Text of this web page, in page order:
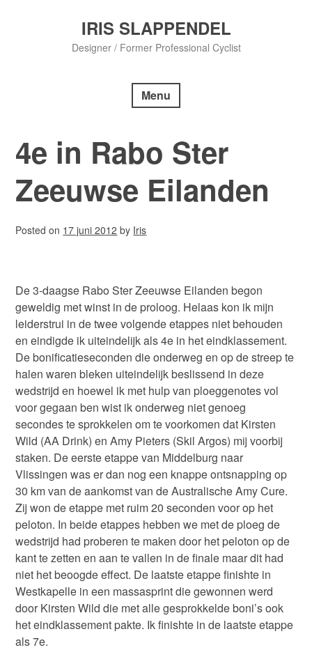
IRIS SLAPPENDEL
Designer / Former Professional Cyclist
Menu
4e in Rabo Ster
Zeeuwse Eilanden
Posted on 17 juni 2012 by Iris
De 3-daagse Rabo Ster Zeeuwse Eilanden begon
geweldig met winst in de proloog. Helaas kon ik mijn
leiderstrui in de twee volgende etappes niet behouden
en eindigde ik uiteindelijk als 4e in het eindklassement.
De bonificatieseconden die onderweg en op de streep te
halen waren bleken uiteindelijk beslissend in deze
wedstrijd en hoewel ik met hulp van ploeggenotes vol
voor gegaan ben wist ik onderweg niet genoeg
secondes te sprokkelen om te voorkomen dat Kirsten
Wild (AA Drink) en Amy Pieters (Skil Argos) mij voorbij
staken. De eerste etappe van Middelburg naar
Vlissingen was er dan nog een knappe ontsnapping op
30 km van de aankomst van de Australische Amy Cure.
Zij won de etappe met ruim 20 seconden voor op het
peloton. In beide etappes hebben we met de ploeg de
wedstrijd had proberen te maken door het peloton op de
kant te zetten en aan te vallen in de finale maar dit had
niet het beoogde effect. De laatste etappe finishte in
Westkapelle in een massasprint die gewonnen werd
door Kirsten Wild die met alle gesprokkelde boni’s ook
het eindklassement pakte. Ik finishte in de laatste etappe
als 7e.